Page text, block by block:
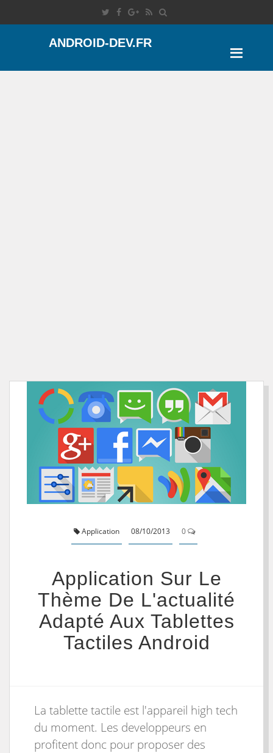
ANDROID-DEV.FR
Application 08/10/2013 0
Application Sur Le
Thème De L'actualité
Adapté Aux Tablettes
Tactiles Android
La tablette tactile est l'appareil high tech
du moment. Les developpeurs en
profitent donc pour proposer des